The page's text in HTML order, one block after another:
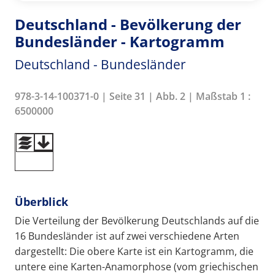
Deutschland - Bevölkerung der
Bundesländer - Kartogramm
Deutschland - Bundesländer
978-3-14-100371-0 | Seite 31 | Abb. 2 | Maßstab 1 :
6500000
Überblick
Die Verteilung der Bevölkerung Deutschlands auf die
16 Bundesländer ist auf zwei verschiedene Arten
dargestellt: Die obere Karte ist ein Kartogramm, die
untere eine Karten-Anamorphose (vom griechischen